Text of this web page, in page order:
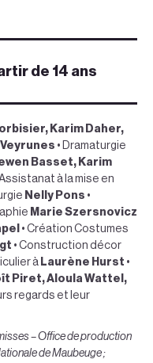
de 14 ans
Karim Daher,
• Dramaturgie
Basset, Karim
Assistanat à la mise en
Nelly Pons •
Marie Szersnovicz
• Création Costumes
• Construction décor
à Laurène Hurst •
Piret, Aloula Wattel,
regards et leur
– Office de production
de Maubeuge ;